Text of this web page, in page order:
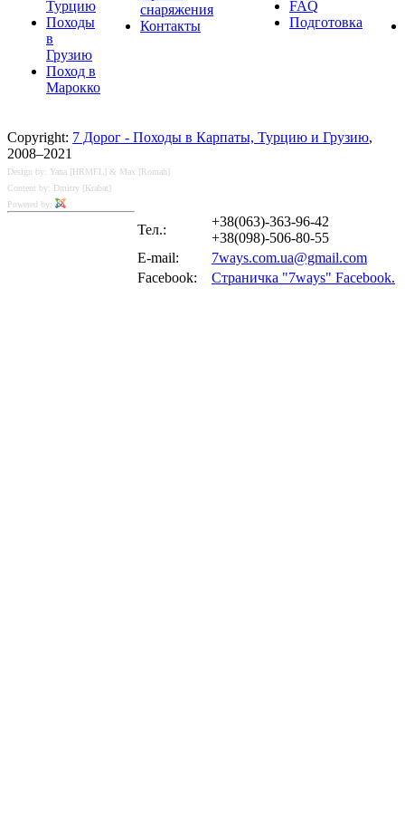
Турцию
Походы
в
Грузию
Поход в
Марокко
снаряжения
Контакты
FAQ
Подготовка
Copyright: 7 Дорог - Походы в Карпаты, Турцию и Грузию,
2008–2021
Design by: Yana [HRMFL] & Max [Romah]
Content by: Dmitry [Krabat]
Powered by:
Тел.:
+38(063)-363-96-42
+38(098)-506-80-55
E-mail:
7ways.com.ua@gmail.com
Facebook:
Страничка "7ways" Facebook.